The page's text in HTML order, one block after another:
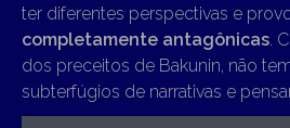
ter diferentes perspectivas e
completamente antagônicas .
dos preceitos de Bakunin, não
subterfúgios de narrativas e